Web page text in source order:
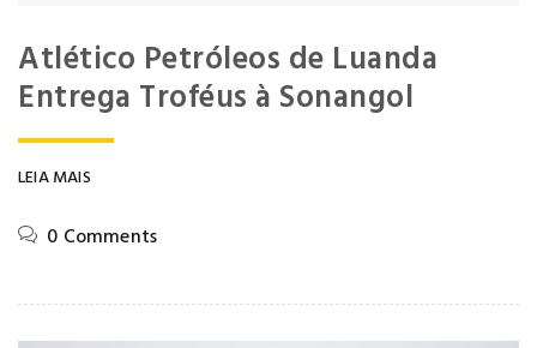
Atlético Petróleos de Luanda
Entrega Troféus à Sonangol
LEIA MAIS
0 Comments